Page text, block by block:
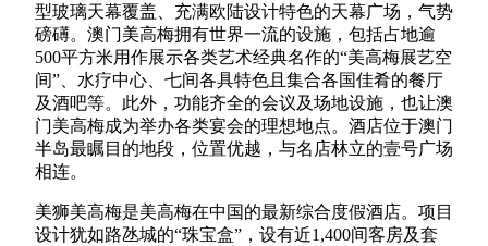
型玻璃天幕覆盖、充满欧陆设计特色的天幕广场，气势
磅礡。澳门美高梅拥有世界一流的设施，包括占地逾
500平方米用作展示各类艺术经典名作的“美高梅展艺空
间”、水疗中心、七间各具特色且集合各国佳肴的餐厅
及酒吧等。此外，功能齐全的会议及场地设施，也让澳
门美高梅成为举办各类宴会的理想地点。酒店位于澳门
半岛最瞩目的地段，位置优越，与名店林立的壹号广场
相连。
美狮美高梅是美高梅在中国的最新综合度假酒店。项目
设计犹如路氹城的“珠宝盒”，设有近1,400间客房及套